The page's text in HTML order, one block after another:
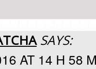
SAYS:
AT 14 H 58